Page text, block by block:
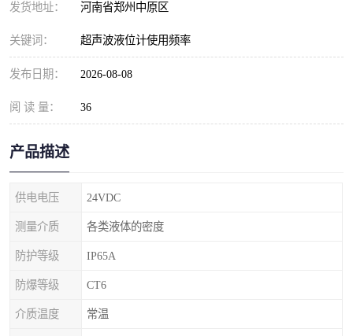
发货地址： 河南省郑州中原区
关键词： 超声波液位计使用频率
发布日期： 2026-08-08
阅 读 量： 36
产品描述
供电电压 24VDC
测量介质 各类液体的密度
防护等级 IP65A
防爆等级 CT6
介质温度 常温